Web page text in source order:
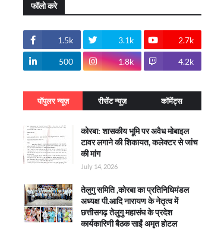
फॉलो करे
1.5k 3.1k 2.7k
500 1.8k 4.2k
पॉपुलर न्यूज़ रीसेंट न्यूज़ कॉमेंट्स
कोरबा: शासकीय भूमि पर अवैध मोबाइल
टावर लगाने की शिकायत, कलेक्टर से जांच
की मांग
July 14, 2026
तेलुगु समिति ,कोरबा का प्रतिनिधिमंडल
अध्यक्ष पी.आदि नारायण के नेतृत्व में
छत्तीसगढ़ तेलुगु महासंघ के प्रदेश
कार्यकारिणी बैठक साईं अमृत होटल